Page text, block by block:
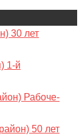
30 лет
1-й
Рабоче-
50 лет